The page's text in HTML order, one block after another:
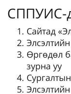
СППУИС-
Сайтад
Өргөдөл
зурна уу